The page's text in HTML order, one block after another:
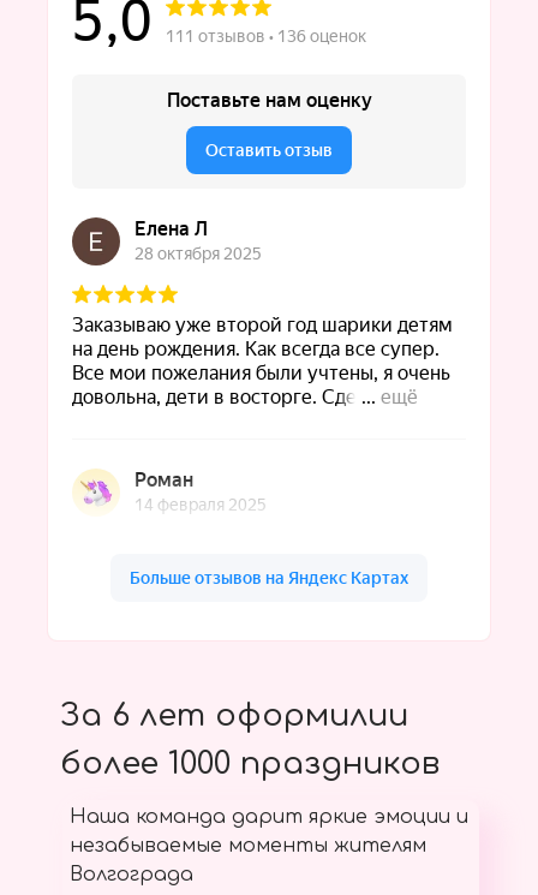
За 6 лет оформилии
более 1000 праздников
Наша команда дарит яркие эмоции и
незабываемые моменты жителям
Волгограда